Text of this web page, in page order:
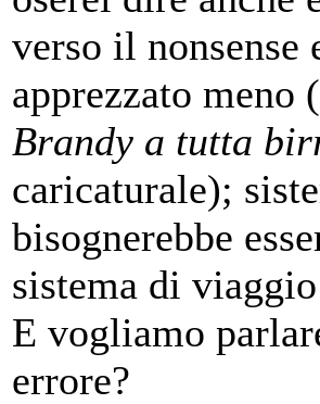
verso il nonsense
apprezzato meno
Brandy a tutta
caricaturale);
bisognerebbe
sistema di
E vogliamo
errore?